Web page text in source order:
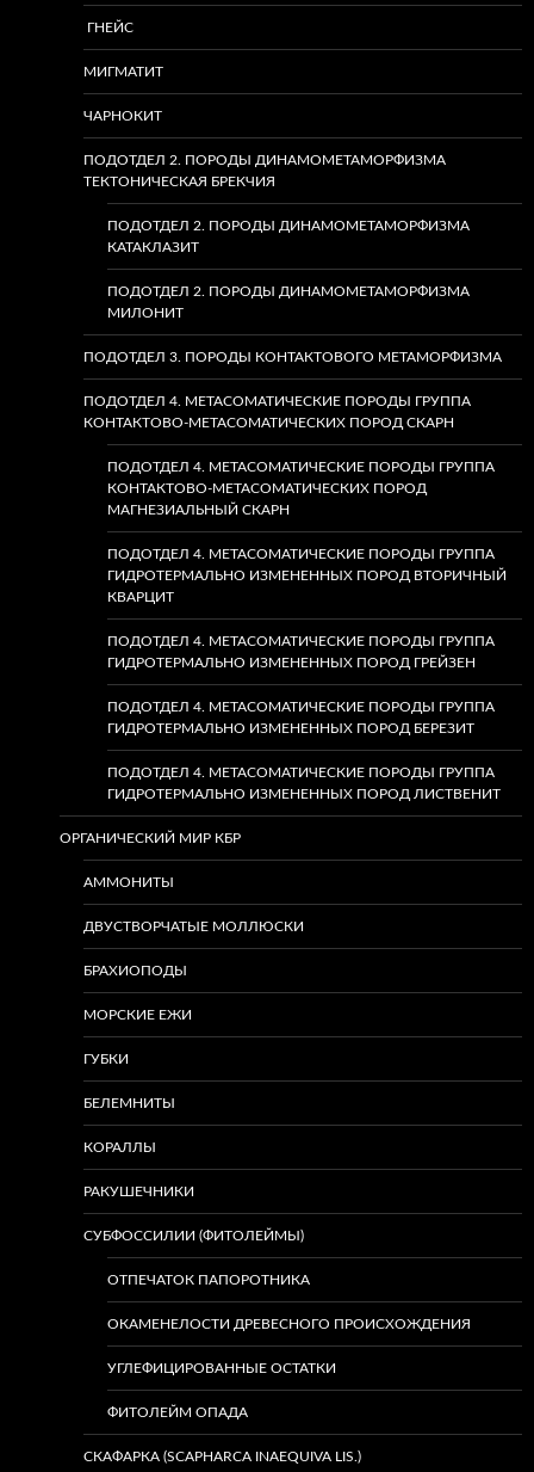
ГНЕЙС
МИГМАТИТ
ЧАРНОКИТ
ПОДОТДЕЛ 2. ПОРОДЫ ДИНАМОМЕТАМОРФИЗМА
ТЕКТОНИЧЕСКАЯ БРЕКЧИЯ
ПОДОТДЕЛ 2. ПОРОДЫ ДИНАМОМЕТАМОРФИЗМА
КАТАКЛАЗИТ
ПОДОТДЕЛ 2. ПОРОДЫ ДИНАМОМЕТАМОРФИЗМА
МИЛОНИТ
ПОДОТДЕЛ 3. ПОРОДЫ КОНТАКТОВОГО МЕТАМОРФИЗМА
ПОДОТДЕЛ 4. МЕТАСОМАТИЧЕСКИЕ ПОРОДЫ ГРУППА
КОНТАКТОВО-МЕТАСОМАТИЧЕСКИХ ПОРОД СКАРН
ПОДОТДЕЛ 4. МЕТАСОМАТИЧЕСКИЕ ПОРОДЫ ГРУППА
КОНТАКТОВО-МЕТАСОМАТИЧЕСКИХ ПОРОД
МАГНЕЗИАЛЬНЫЙ СКАРН
ПОДОТДЕЛ 4. МЕТАСОМАТИЧЕСКИЕ ПОРОДЫ ГРУППА
ГИДРОТЕРМАЛЬНО ИЗМЕНЕННЫХ ПОРОД ВТОРИЧНЫЙ
КВАРЦИТ
ПОДОТДЕЛ 4. МЕТАСОМАТИЧЕСКИЕ ПОРОДЫ ГРУППА
ГИДРОТЕРМАЛЬНО ИЗМЕНЕННЫХ ПОРОД ГРЕЙЗЕН
ПОДОТДЕЛ 4. МЕТАСОМАТИЧЕСКИЕ ПОРОДЫ ГРУППА
ГИДРОТЕРМАЛЬНО ИЗМЕНЕННЫХ ПОРОД БЕРЕЗИТ
ПОДОТДЕЛ 4. МЕТАСОМАТИЧЕСКИЕ ПОРОДЫ ГРУППА
ГИДРОТЕРМАЛЬНО ИЗМЕНЕННЫХ ПОРОД ЛИСТВЕНИТ
ОРГАНИЧЕСКИЙ МИР КБР
АММОНИТЫ
ДВУСТВОРЧАТЫЕ МОЛЛЮСКИ
БРАХИОПОДЫ
МОРСКИЕ ЕЖИ
ГУБКИ
БЕЛЕМНИТЫ
КОРАЛЛЫ
РАКУШЕЧНИКИ
СУБФОССИЛИИ (ФИТОЛЕЙМЫ)
ОТПЕЧАТОК ПАПОРОТНИКА
ОКАМЕНЕЛОСТИ ДРЕВЕСНОГО ПРОИСХОЖДЕНИЯ
УГЛЕФИЦИРОВАННЫЕ ОСТАТКИ
ФИТОЛЕЙМ ОПАДА
СКАФАРКА (SCAPHARCA INAEQUIVA LIS.)